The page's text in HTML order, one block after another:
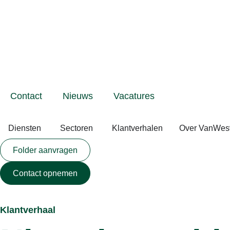
Contact Nieuws Vacatures
Diensten Sectoren Klantverhalen Over
Folder aanvragen
Contact opnemen
Klantverhaal